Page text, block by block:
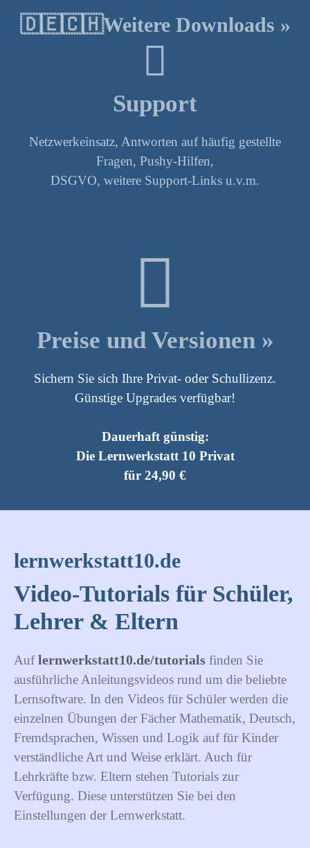
🇩🇪🇨🇭Weitere Downloads »
Support
Netzwerkeinsatz, Antworten auf häufig gestellte
Fragen, Pushy-Hilfen,
DSGVO, weitere Support-Links u.v.m.
Preise und Versionen »
Sichern Sie sich Ihre Privat- oder Schullizenz.
Günstige Upgrades verfügbar!
Dauerhaft günstig:
Die Lernwerkstatt 10 Privat
für 24,90 €
lernwerkstatt10.de
Video-Tutorials für Schüler,
Lehrer & Eltern
Auflernwerkstatt10.de/tutorials finden Sie
ausführliche Anleitungsvideos rund um die beliebte
Lernsoftware. In den Videos für Schüler werden die
einzelnen Übungen der Fächer Mathematik, Deutsch,
Fremdsprachen, Wissen und Logik auf für Kinder
verständliche Art und Weise erklärt. Auch für
Lehrkräfte bzw. Eltern stehen Tutorials zur
Verfügung. Diese unterstützen Sie bei den
Einstellungen der Lernwerkstatt.